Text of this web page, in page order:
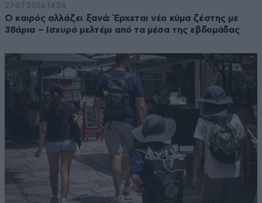
27·07·2026 14:34
Ο καιρός αλλάζει ξανά: Έρχεται νέο κύμα ζέστης με
38άρια – Ισχυρό μελτέμι από τα μέσα της εβδομάδας